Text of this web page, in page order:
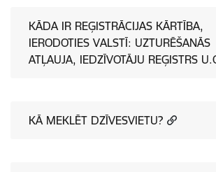
KĀDA IR REĢISTRĀCIJAS KĀRTĪBA,
IERODOTIES VALSTĪ: UZTURĒŠANĀS
ATĻAUJA, IEDZĪVOTĀJU REĢISTRS
KĀ MEKLĒT DZĪVESVIETU?